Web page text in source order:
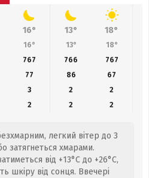
16° 13° 18°
16° 13° 18°
767 766 767
77 86 67
3 2
2
2 2 2
легкий вітер до 3
затягнеться хмарами.
від +13°C до +26°C,
шкіру від сонця. Ввечері